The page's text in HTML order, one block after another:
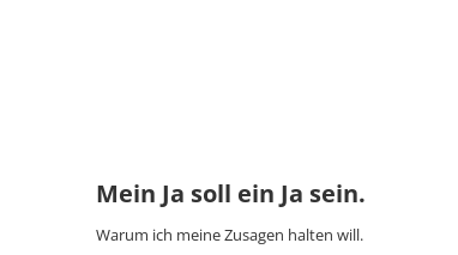
Mein Ja soll ein Ja sein.
Warum ich meine Zusagen halten will.